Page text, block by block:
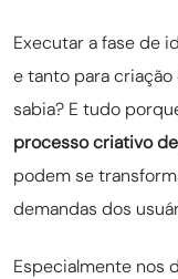
Executar a fase de
e tanto para
sabia? E tudo
processo criativo
podem se
demandas dos
Especialmente nos